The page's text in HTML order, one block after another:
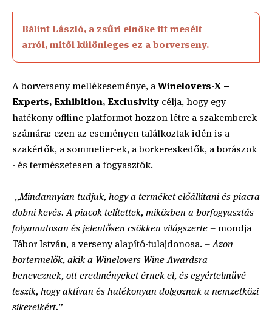
Bálint László, a zsűri elnöke itt mesélt
arról, mitől különleges ez a borverseny.
A borverseny mellékeseménye, aWinelovers-X –
Experts, Exhibition, Exclusivity célja, hogy egy
hatékony offline platformot hozzon létre a szakemberek
számára: ezen az eseményen találkoztak idén is a
szakértők, a sommelier-ek, a borkereskedők, a borászok
- és természetesen a fogyasztók.
„Mindannyian tudjuk, hogy a terméket előállítani és piacra
dobni kevés. A piacok telítettek, miközben a borfogyasztás
folyamatosan és jelentősen csökken világszerte – mondja
Tábor István, a verseny alapító-tulajdonosa. – Azon
bortermelők, akik a Winelovers Wine Awardsra
beneveznek, ott eredményeket érnek el, és egyértelművé
teszik, hogy aktívan és hatékonyan dolgoznak a nemzetközi
sikereikért.”